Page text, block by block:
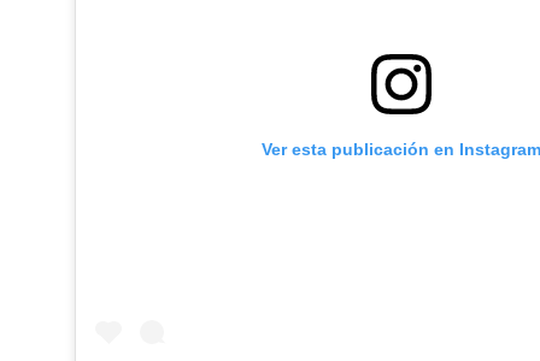
Ver esta publicación en Instagram